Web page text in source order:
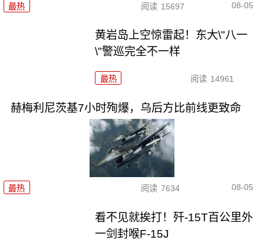
最热 阅读 15697 08-05
黄岩岛上空惊雷起！东大\"八一
\"警巡完全不一样
最热 阅读 14961
赫梅利尼茨基7小时殉爆，乌后方比前线更致命
最热 阅读 7634 08-05
看不见就挨打！歼-15T百公里外
一剑封喉F-15J